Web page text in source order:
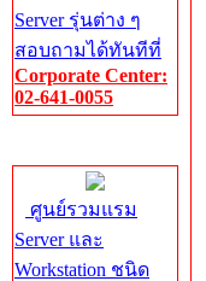
Server รุ่นต่าง ๆ
สอบถามได้ทันทีที่
Corporate Center:
02-641-0055
ศูนย์รวมแรม
Server และ
Workstation ชนิด